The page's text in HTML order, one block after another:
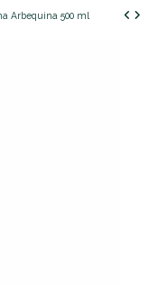
Arbequina 500 ml